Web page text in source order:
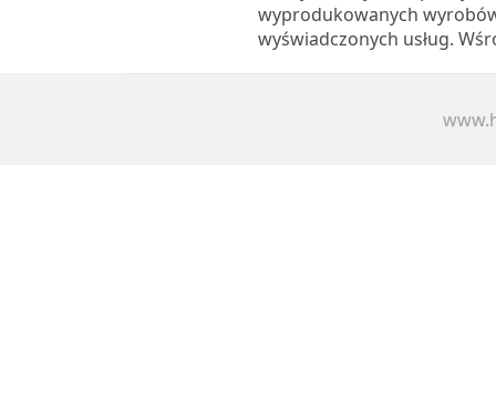
wyprodukowanych
wyświadczonych usług.